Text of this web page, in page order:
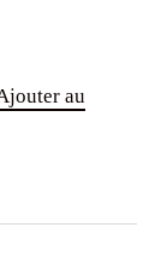
au